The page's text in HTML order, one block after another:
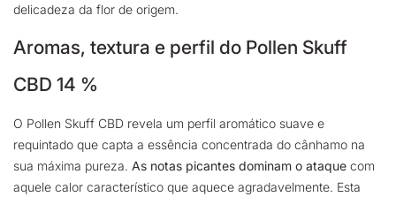
delicadeza da flor de origem.
Aromas, textura e perfil do Pollen Skuff
CBD 14 %
O Pollen Skuff CBD revela um perfil aromático suave e
requintado que capta a essência concentrada do cânhamo na
sua máxima pureza. As notas picantes dominam o ataque com
aquele calor característico que aquece agradavelmente. Esta